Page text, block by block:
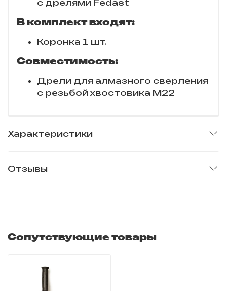
с дрелями Fedast
В комплект входят:
Коронка 1 шт.
Совместимость:
Дрели для алмазного сверления
с резьбой хвостовика M22
Характеристики
Отзывы
Сопутствующие товары